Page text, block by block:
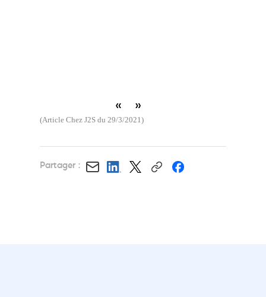
« »
(Article Chez J2S du 29/3/2021)
Partager :